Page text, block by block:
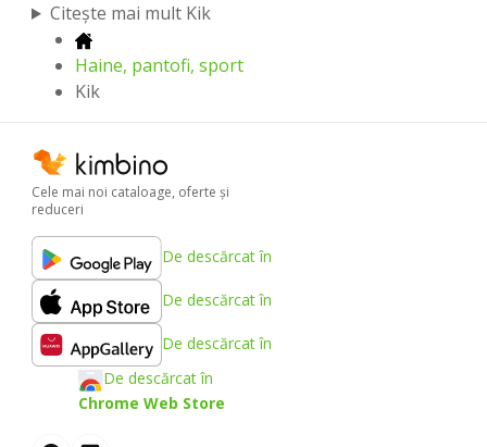
Citește mai mult Kik
Haine, pantofi, sport
Kik
Cele mai noi cataloage, oferte şi
reduceri
De descărcat în
De descărcat în
De descărcat în
De descărcat în
Chrome Web Store